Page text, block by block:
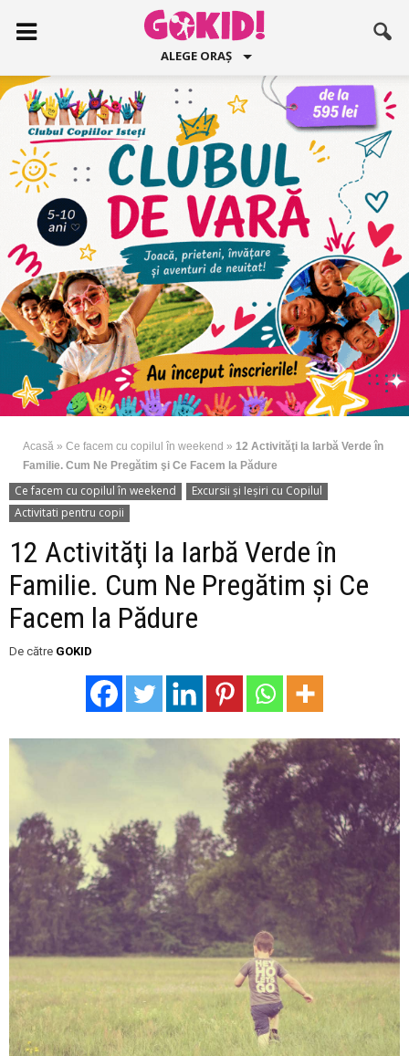
ALEGE ORAȘ
Acasă » Ce facem cu copilul în weekend » 12 Activităţi la Iarbă Verde în
Familie. Cum Ne Pregătim şi Ce Facem la Pădure
Ce facem cu copilul în weekend
Excursii şi Ieşiri cu Copilul
Activitati pentru copii
12 Activităţi la Iarbă Verde în
Familie. Cum Ne Pregătim şi Ce
Facem la Pădure
De către GOKID